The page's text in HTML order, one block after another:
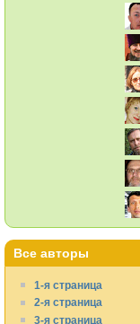
Все авторы
1-я страница
2-я страница
3-я страница